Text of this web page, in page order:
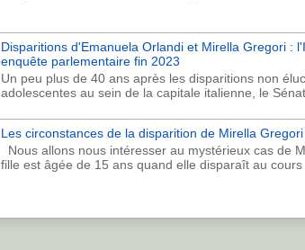
Disparitions d'Emanuela Orlandi et Mirella Gregori :
enquête parlementaire fin 2023
Un peu plus de 40 ans après les disparitions non
adolescentes au sein de la capitale italienne, le
Les circonstances de la disparition de Mirella Gregori
Nous allons nous intéresser au mystérieux cas de
fille est âgée de 15 ans quand elle disparaît au cours